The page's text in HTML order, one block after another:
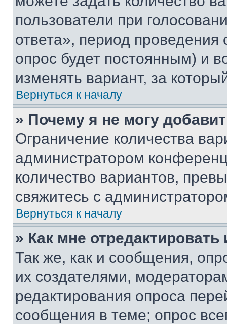
пользователи при
ответа», период проведения
опрос будет постоянным) и
изменять вариант, за
Вернуться к началу
» Почему я не могу
Ограничение количества
администратором
количество вариантов,
свяжитесь с
Вернуться к началу
» Как мне
Так же, как и сообщения,
их создателями,
редактирования опроса
сообщения в теме; опрос